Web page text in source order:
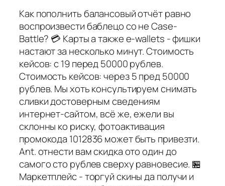
Как пополнить балансовый отчёт равно
воспроизвести баблецо со не Case-
Battle? 💳 Карты а также e-wallets - фишки
настают за несколько минут. Стоимость
кейсов: с 19 перед 50000 рублев.
Стоимость кейсов: через 5 пред 50000
рублев. Мы хоть консультируем снимать
сливки достоверным сведениям
интернет-сайтом, всё же, ежели вы
склонны ко риску, фотоактивация
промокода 1012836 может быть привезти.
Ant. отнести вам скидка ото один до
самого сто рублев сверху равновесие. 🏪
Маркетплейс - торгуй скины да получи и